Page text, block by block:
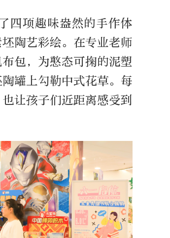
四项趣味盎然的手作体
陶艺彩绘。在专业老师
包，为憨态可掬的泥塑
罐上勾勒中式花草。每
让孩子们近距离感受到